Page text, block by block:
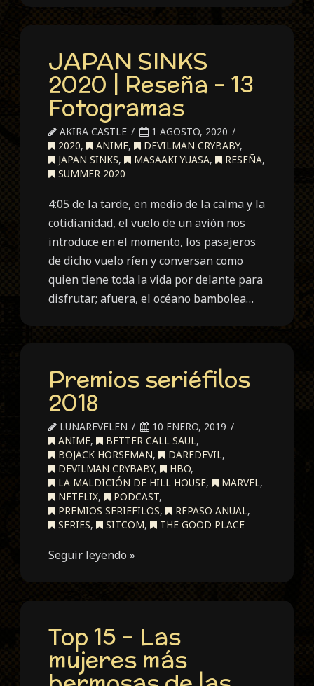
JAPAN SINKS
2020 | Reseña – 13
Fotogramas
AKIRA CASTLE
1 AGOSTO, 2020
2020, ANIME, DEVILMAN CRYBABY,
JAPAN SINKS, MASAAKI YUASA, RESEÑA,
SUMMER 2020
4:05 de la tarde, en medio de la calma y la
cotidianidad, el vuelo de un avión nos
introduce en el momento, los pasajeros
de dicho vuelo ríen y conversan como
quien tiene toda la vida por delante para
disfrutar; afuera, el océano bambolea…
Premios seriéfilos
2018
LUNAREVELEN
10 ENERO, 2019
ANIME, BETTER CALL SAUL,
BOJACK HORSEMAN, DAREDEVIL,
DEVILMAN CRYBABY, HBO,
LA MALDICIÓN DE HILL HOUSE, MARVEL,
NETFLIX, PODCAST,
PREMIOS SERIEFILOS, REPASO ANUAL,
SERIES, SITCOM, THE GOOD PLACE
Seguir leyendo »
Top 15 – Las
mujeres más